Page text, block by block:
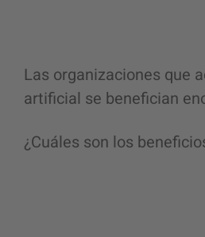
Las organizaciones que
artificial se benefician
¿Cuáles son los